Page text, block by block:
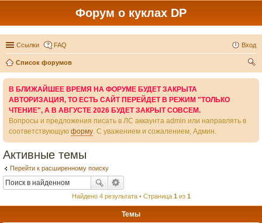
Форум о куклах DP
Ссылки FAQ Вход
Список форумов
В БЛИЖАЙШЕЕ ВРЕМЯ НА ФОРУМЕ БУДЕТ ЗАКРЫТА
АВТОРИЗАЦИЯ, ТО ЕСТЬ САЙТ ПЕРЕЙДЕТ В РЕЖИМ "ТОЛЬКО
ЧТЕНИЕ", А В АВГУСТЕ 2026 БУДЕТ ЗАКРЫТ СОВСЕМ.
Вопросы и предложения писать в ЛС аккаунта admin или направлять в
соответствующую форму. С уважением и сожалением, Админ.
Активные темы
Перейти к расширенному поиску
Найдено 4 результата • Страница 1 из 1
Темы